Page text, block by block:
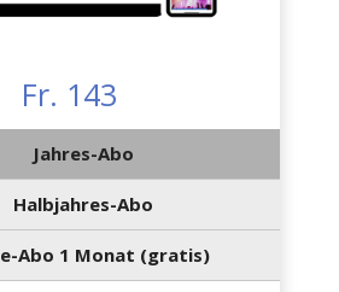
Fr. 143
Jahres-Abo
Halbjahres-Abo
Abo 1 Monat (gratis)